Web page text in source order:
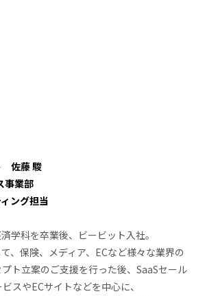
佐藤 駿
事業部
ング担当
学科を卒業後、ビービット入社。
、保険、メディア、ECなど様々な業界の
ト立案のご支援を行った後、SaaSセール
スやECサイトなどを中心に、